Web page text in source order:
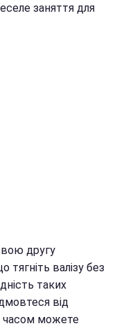
заняття для
другу
тягніть валізу без
таких
від
часом можете